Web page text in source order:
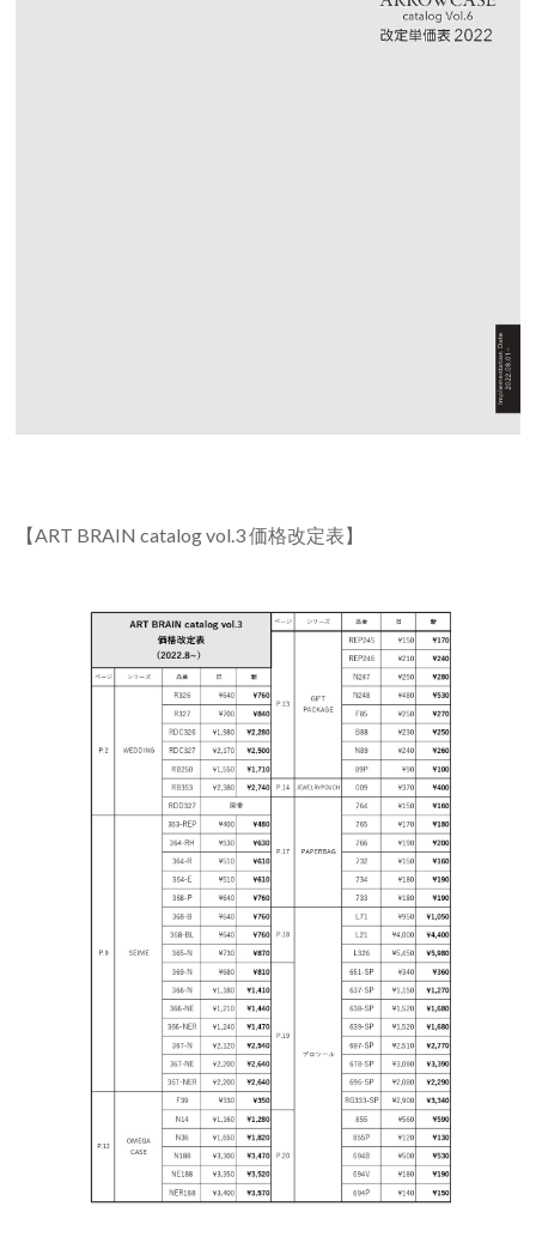
【ART BRAIN catalog vol.3 価格改定表】